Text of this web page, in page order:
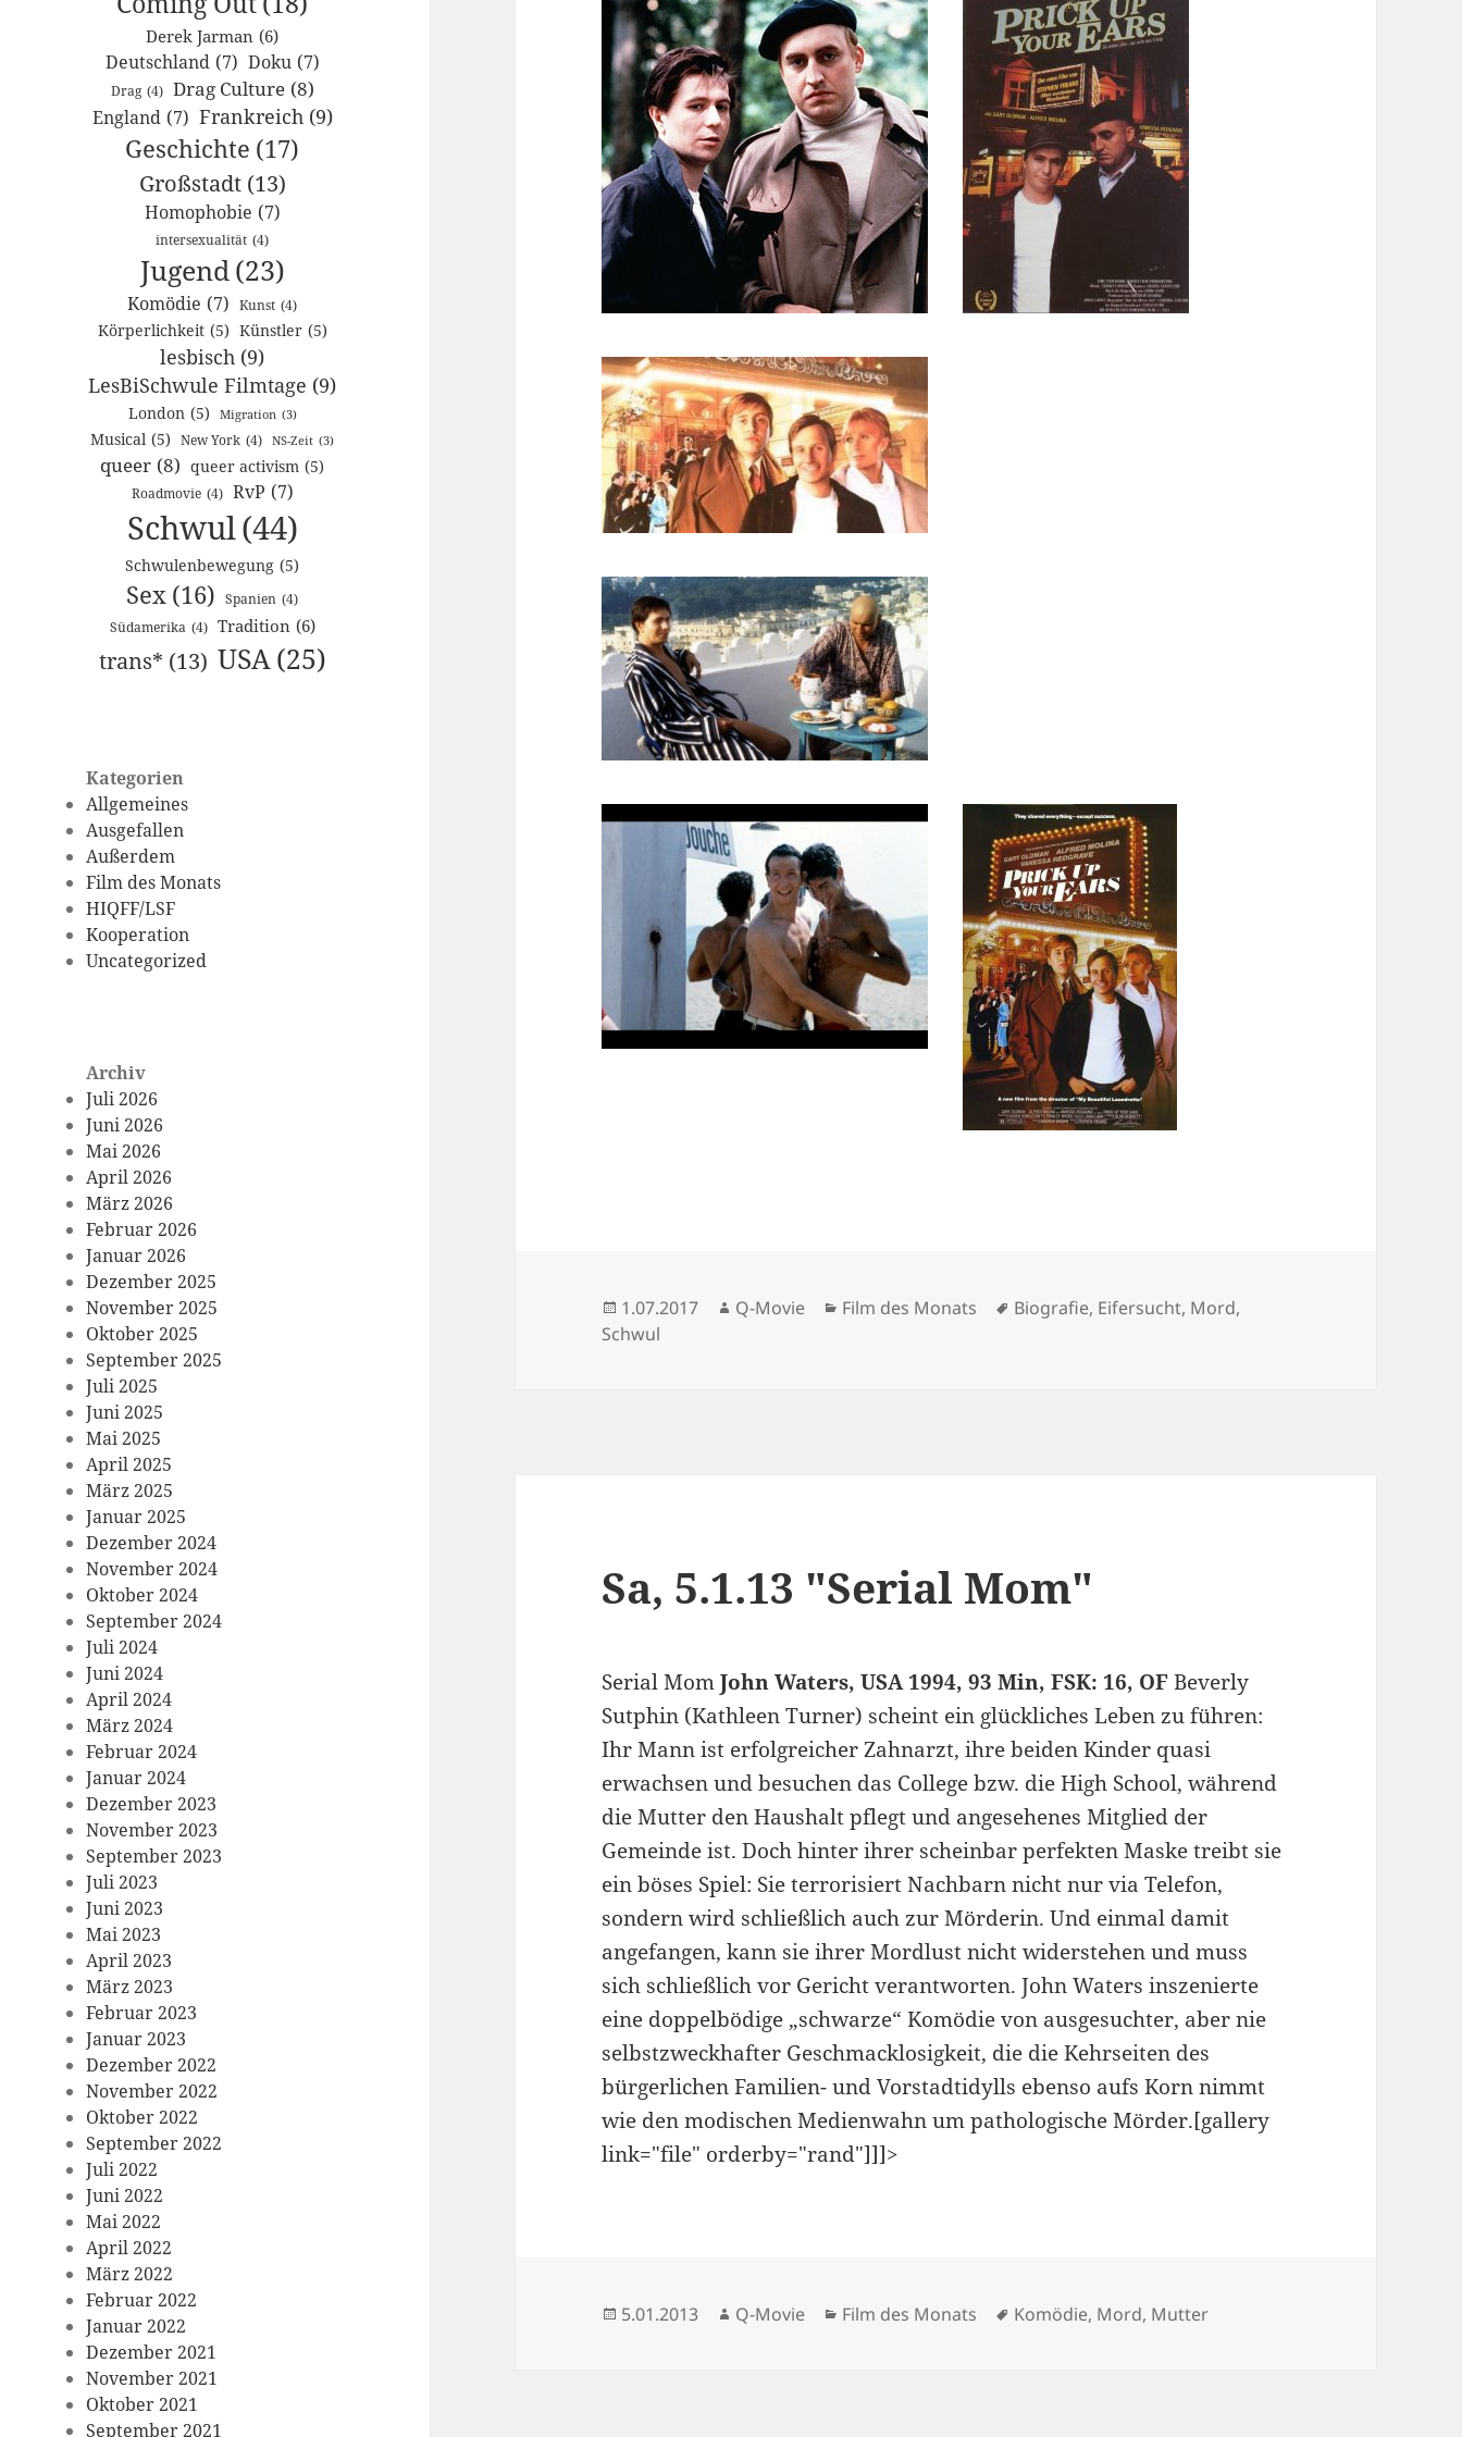
Derek Jarman (6)
Deutschland (7) Doku (7)
Drag (4) Drag Culture (8)
England (7) Frankreich (9)
Geschichte (17)
Großstadt (13)
Homophobie (7)
intersexualität (4)
Jugend(23)
Komödie (7) Kunst (4)
Körperlichkeit (5) Künstler (5)
lesbisch (9)
LesBiSchwule Filmtage (9)
London (5) Migration (3)
Musical (5) New York (4) NS-Zeit (3)
queer (8) queer activism (5)
Roadmovie (4) RvP (7)
Schwul(44)
Schwulenbewegung (5)
Sex (16) Spanien (4)
Südamerika (4) Tradition (6)
trans* (13) USA(25)
Kategorien
Allgemeines
Ausgefallen
Außerdem
Film des Monats
HIQFF/LSF
Kooperation
Uncategorized
Archiv
Juli 2026
Juni 2026
Mai 2026
April 2026
März 2026
Februar 2026
Januar 2026
Dezember 2025
November 2025
Oktober 2025
September 2025
Juli 2025
Juni 2025
Mai 2025
April 2025
März 2025
Januar 2025
Dezember 2024
November 2024
Oktober 2024
September 2024
Juli 2024
Juni 2024
April 2024
März 2024
Februar 2024
Januar 2024
Dezember 2023
November 2023
September 2023
Juli 2023
Juni 2023
Mai 2023
April 2023
März 2023
Februar 2023
Januar 2023
Dezember 2022
November 2022
Oktober 2022
September 2022
Juli 2022
Juni 2022
Mai 2022
April 2022
März 2022
Februar 2022
Januar 2022
Dezember 2021
November 2021
Oktober 2021
September 2021
Veröffentlicht
am
1.07.2017 Autor
Q-Movie Kategorien
Film des Monats Schlagwörter
Biografie, Eifersucht, Mord,
Schwul
Sa, 5.1.13 "Serial Mom"
Serial MomJohn Waters, USA 1994, 93 Min, FSK: 16, OFBeverly
Sutphin (Kathleen Turner) scheint ein glückliches Leben zu führen:
Ihr Mann ist erfolgreicher Zahnarzt, ihre beiden Kinder quasi
erwachsen und besuchen das College bzw. die High School, während
die Mutter den Haushalt pflegt und angesehenes Mitglied der
Gemeinde ist. Doch hinter ihrer scheinbar perfekten Maske treibt sie
ein böses Spiel: Sie terrorisiert Nachbarn nicht nur via Telefon,
sondern wird schließlich auch zur Mörderin. Und einmal damit
angefangen, kann sie ihrer Mordlust nicht widerstehen und muss
sich schließlich vor Gericht verantworten. John Waters inszenierte
eine doppelbödige „schwarze“ Komödie von ausgesuchter, aber nie
selbstzweckhafter Geschmacklosigkeit, die die Kehrseiten des
bürgerlichen Familien- und Vorstadtidylls ebenso aufs Korn nimmt
wie den modischen Medienwahn um pathologische Mörder.[gallery
link="file" orderby="rand"]]]>
Veröffentlicht
5.01.2013 Autor
Q-Movie Kategorien
Film des Monats Schlagwörter
Komödie, Mord, Mutter